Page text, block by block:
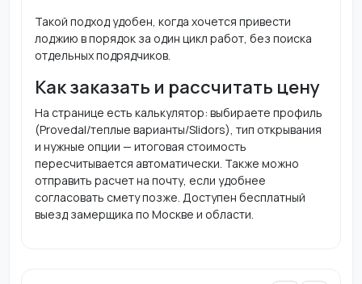
Такой подход удобен, когда хочется привести
лоджию в порядок за один цикл работ, без поиска
отдельных подрядчиков.
Как заказать и рассчитать цену
На странице есть калькулятор: выбираете профиль
(Provedal/теплые варианты/Slidors), тип открывания
и нужные опции — итоговая стоимость
пересчитывается автоматически. Также можно
отправить расчет на почту, если удобнее
согласовать смету позже. Доступен бесплатный
выезд замерщика по Москве и области.